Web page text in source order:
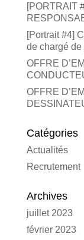
[PORTRAIT
[Portrait #4]
de chargé de
OFFRE
OFFRE
Catégories
Actualités
Recrutement
Archives
juillet 2023
février 2023